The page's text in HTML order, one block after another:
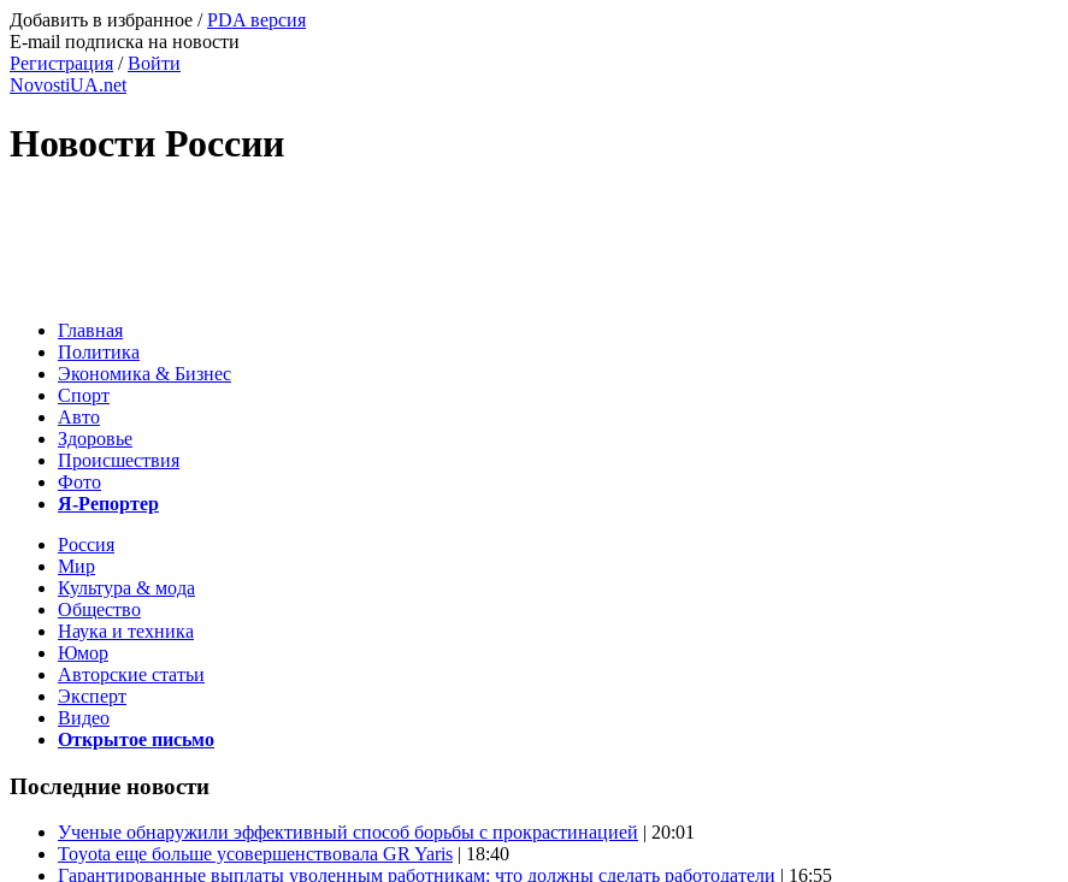
Добавить в избранное /PDA версия
E-mail подписка на новости
Регистрация /Войти
NovostiUA.net
Новости России
Главная
Политика
Экономика & Бизнес
Спорт
Авто
Здоровье
Происшествия
Фото
Я-Репортер
Россия
Мир
Культура & мода
Общество
Наука и техника
Юмор
Авторские статьи
Эксперт
Видео
Открытое письмо
Последние новости
Ученые обнаружили эффективный способ борьбы с прокрастинацией | 20:01
Toyota еще больше усовершенствовала GR Yaris | 18:40
Гарантированные выплаты уволенным работникам: что должны сделать работодатели | 16:55